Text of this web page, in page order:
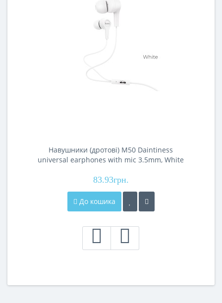
Навушники (дротові) M50 Daintiness
universal earphones with mic 3.5mm, White
83.93грн.
До кошика